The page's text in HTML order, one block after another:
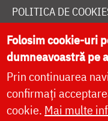
POLITICA DE
DONEAZĂ ONLINE
LIVE
Folosim cookie-uri
dumneavoastră pe
Prin continuarea
confirmați
cookie. Mai multe